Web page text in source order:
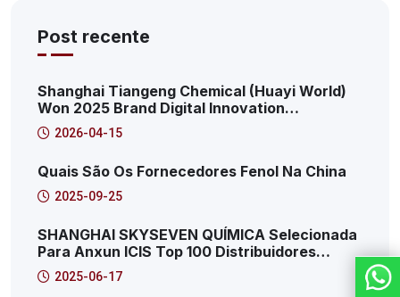
Post recente
Shanghai Tiangeng Chemical (Huayi World)
Won 2025 Brand Digital Innovation
Transformation Summit: 2025 Pudong New
Area Productive Internet Service Platform
2026-04-15
Quais São Os Fornecedores Fenol Na China
2025-09-25
SHANGHAI SKYSEVEN QUÍMICA Selecionada
Para Anxun ICIS Top 100 Distribuidores
Químicos Globais! Este É O 41 °!
2025-06-17